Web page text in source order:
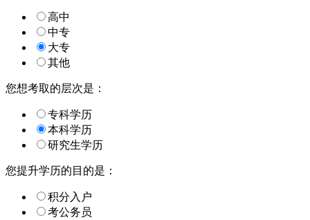
高中
中专
大专
其他
您想考取的层次是：
专科学历
本科学历
研究生学历
您提升学历的目的是：
积分入户
考公务员